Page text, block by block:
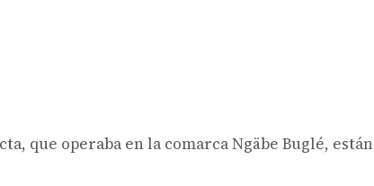
que operaba en la comarca Ngäbe Buglé, están